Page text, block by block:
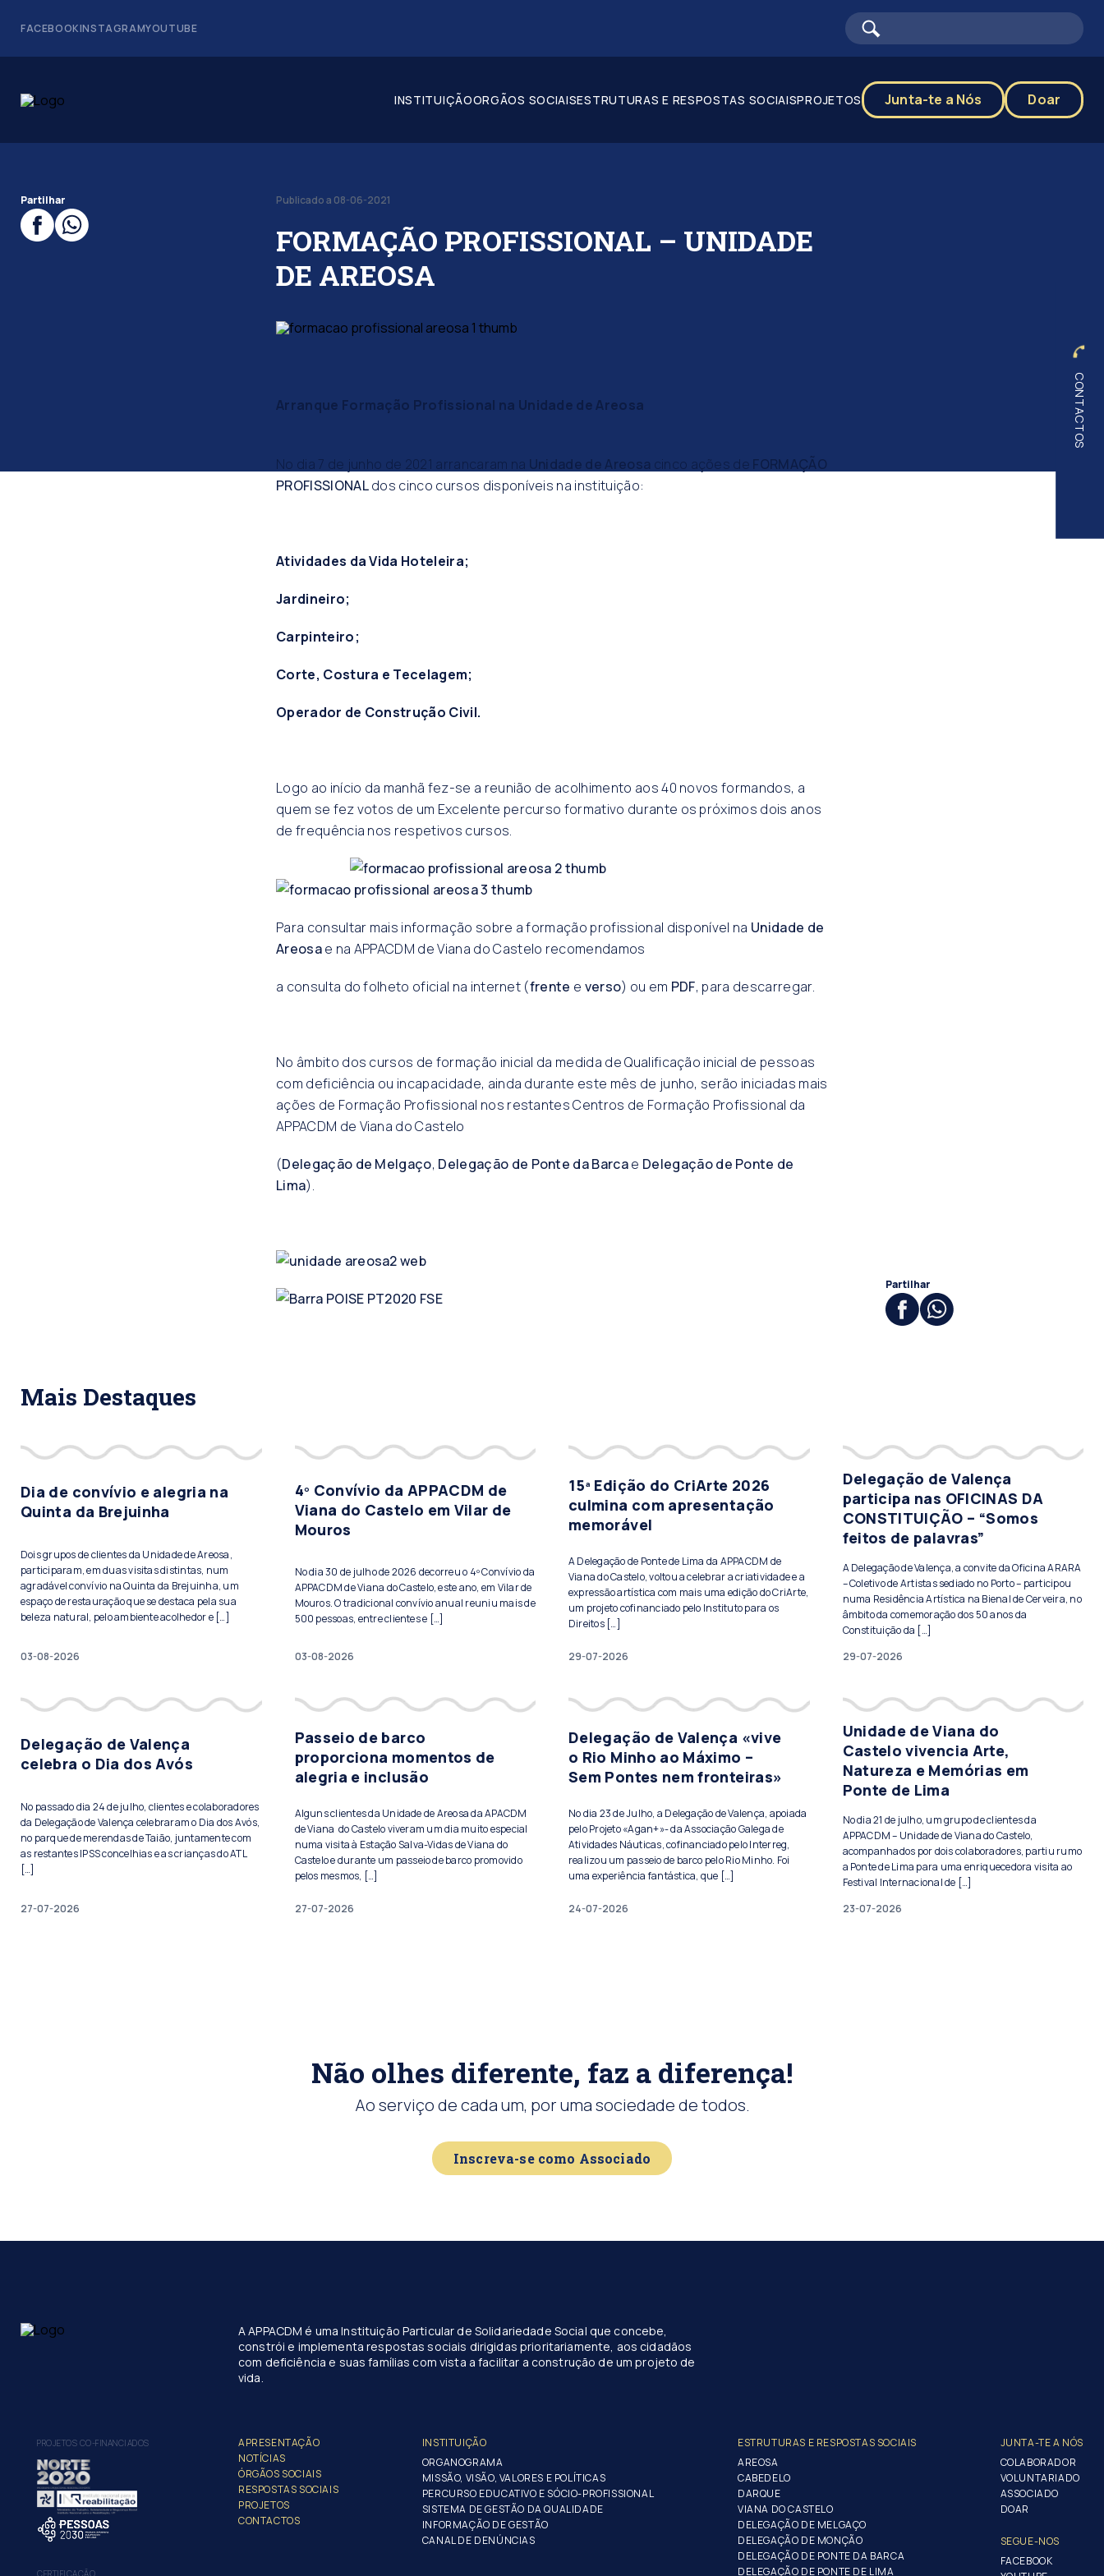
FACEBOOKINSTAGRAMYOUTUBE
CONTACTOS
INSTITUIÇÃOORGÃOS SOCIAISESTRUTURAS E RESPOSTAS SOCIAISPROJETOS Junta-te a Nós Doar
Partilhar Publicado a 08-06-2021
FORMAÇÃO PROFISSIONAL – UNIDADE
DE AREOSA
Arranque Formação Profissional na Unidade de Areosa
No dia 7 de junho de 2021 arrancaram na Unidade de Areosa cinco ações de FORMAÇÃO
PROFISSIONALdos cinco cursos disponíveis na instituição:
Atividades da Vida Hoteleira;
Jardineiro;
Carpinteiro;
Corte, Costura e Tecelagem;
Operador de Construção Civil.
Logo ao início da manhã fez-se a reunião de acolhimento aos 40 novos formandos, a
quem se fez votos de um Excelente percurso formativo durante os próximos dois anos
de frequência nos respetivos cursos.
Para consultar mais informação sobre a formação profissional disponível na Unidade de
Areosae na APPACDM de Viana do Castelo recomendamos
a consulta do folheto oficial na internet (frente e verso) ou em PDF, para descarregar.
No âmbito dos cursos de formação inicial da medida de Qualificação inicial de pessoas
com deficiência ou incapacidade, ainda durante este mês de junho, serão iniciadas mais
ações de Formação Profissional nos restantes Centros de Formação Profissional da
APPACDM de Viana do Castelo
(Delegação de Melgaço, Delegação de Ponte da Barcae Delegação de Ponte de
Lima).
Partilhar
Mais Destaques
Dia de convívio e alegria na
Quinta da Brejuinha
Dois grupos de clientes da Unidade de Areosa,
participaram, em duas visitas distintas, num
agradável convívio na Quinta da Brejuinha, um
espaço de restauração que se destaca pela sua
beleza natural, pelo ambiente acolhedor e […]
03-08-2026
4º Convívio da APPACDM de
Viana do Castelo em Vilar de
Mouros
No dia 30 de julho de 2026 decorreu o 4º Convívio da
APPACDM de Viana do Castelo, este ano, em Vilar de
Mouros. O tradicional convívio anual reuniu mais de
500 pessoas, entre clientes e […]
03-08-2026
15ª Edição do CriArte 2026
culmina com apresentação
memorável
A Delegação de Ponte de Lima da APPACDM de
Viana do Castelo, voltou a celebrar a criatividade e a
expressão artística com mais uma edição do CriArte,
um projeto cofinanciado pelo Instituto para os
Direitos […]
29-07-2026
Delegação de Valença
participa nas OFICINAS DA
CONSTITUIÇÃO – “Somos
feitos de palavras”
A Delegação de Valença, a convite da Oficina ARARA
– Coletivo de Artistas sediado no Porto – participou
numa Residência Artística na Bienal de Cerveira, no
âmbito da comemoração dos 50 anos da
Constituição da […]
29-07-2026
Delegação de Valença
celebra o Dia dos Avós
No passado dia 24 de julho, clientes e colaboradores
da Delegação de Valença celebraram o Dia dos Avós,
no parque de merendas de Taião, juntamente com
as restantes IPSS concelhias e as crianças do ATL
[…]
27-07-2026
Passeio de barco
proporciona momentos de
alegria e inclusão
Alguns clientes da Unidade de Areosa da APACDM
de Viana do Castelo viveram um dia muito especial
numa visita à Estação Salva-Vidas de Viana do
Castelo e durante um passeio de barco promovido
pelos mesmos, […]
27-07-2026
Delegação de Valença «vive
o Rio Minho ao Máximo –
Sem Pontes nem fronteiras»
No dia 23 de Julho, a Delegação de Valença, apoiada
pelo Projeto «Agan+»- da Associação Galega de
Atividades Náuticas, cofinanciado pelo Interreg,
realizou um passeio de barco pelo Rio Minho. Foi
uma experiência fantástica, que […]
24-07-2026
Unidade de Viana do
Castelo vivencia Arte,
Natureza e Memórias em
Ponte de Lima
No dia 21 de julho, um grupo de clientes da
APPACDM – Unidade de Viana do Castelo,
acompanhados por dois colaboradores, partiu rumo
a Ponte de Lima para uma enriquecedora visita ao
Festival Internacional de […]
23-07-2026
Não olhes diferente, faz a diferença!
Ao serviço de cada um, por uma sociedade de todos.
Inscreva-se como Associado
A APPACDM é uma Instituição Particular de Solidariedade Social que concebe,
constrói e implementa respostas sociais dirigidas prioritariamente, aos cidadãos
com deficiência e suas famílias com vista a facilitar a construção de um projeto de
vida.
PROJETOS CO-FINANCIADOS
APRESENTAÇÃO
NOTÍCIAS
ÓRGÃOS SOCIAIS
RESPOSTAS SOCIAIS
PROJETOS
CONTACTOS
INSTITUIÇÃO
ORGANOGRAMA
MISSÃO, VISÃO, VALORES E POLÍTICAS
PERCURSO EDUCATIVO E SÓCIO-PROFISSIONAL
SISTEMA DE GESTÃO DA QUALIDADE
INFORMAÇÃO DE GESTÃO
CANAL DE DENÚNCIAS
ESTRUTURAS E RESPOSTAS SOCIAIS
AREOSA
CABEDELO
DARQUE
VIANA DO CASTELO
DELEGAÇÃO DE MELGAÇO
DELEGAÇÃO DE MONÇÃO
DELEGAÇÃO DE PONTE DA BARCA
DELEGAÇÃO DE PONTE DE LIMA
JUNTA-TE A NÓS
COLABORADOR
VOLUNTARIADO
ASSOCIADO
DOAR
SEGUE-NOS
FACEBOOK